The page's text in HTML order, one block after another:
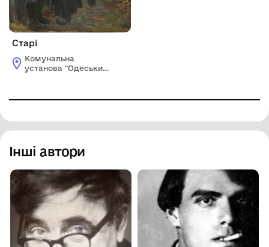
Старі
Комунальна
установа "Одеський
Інші автори